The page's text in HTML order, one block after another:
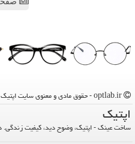
اپتیك
ساخت عینک - اپتیک، وضوح دید، کیفیت زندگی.